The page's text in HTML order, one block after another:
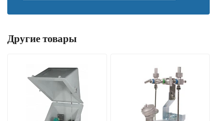
Другие товары